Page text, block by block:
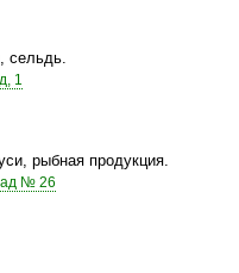
сельдь.
1
рыбная продукция.
№ 26